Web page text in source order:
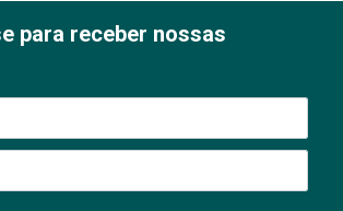
para receber nossas